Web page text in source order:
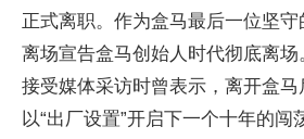
正式离职。作为盒马最后一位坚
离场宣告盒马创始人时代彻底离场
接受媒体采访时曾表示，离开盒
以“出厂设置”开启下一个十年的闯